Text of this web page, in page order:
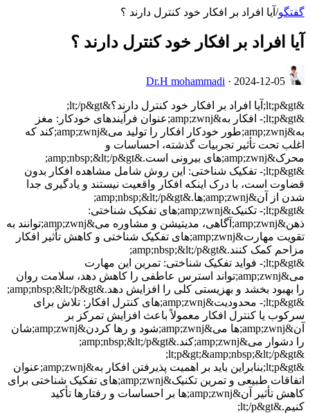
گفتگو/ آیا افراد بر افکار خود کنترل دارند ؟
آیا افراد بر افکار خود کنترل دارند ؟
Dr.H mohammadi · 2024-12-05
&lt;p&gt;آیا افراد بر افکار خود کنترل دارند؟&lt;/p&gt;
&lt;p&gt;- افکار به&amp;zwnj;عنوان فرآیندهای خودکار: مغز
به&amp;zwnj;طور خودکار افکار را تولید می&amp;zwnj;کند که
اغلب تحت تأثیر تجربیات گذشته، احساسات و
محرک&amp;zwnj;های بیرونی است.&amp;nbsp;&lt;/p&gt;
&lt;p&gt;- تفکیک شناختی: این روش شامل مشاهده افکار بدون
قضاوت است، با درک اینکه افکار واقعیت نیستند و یادگیری جدا
شدن از آن&amp;zwnj;ها.&amp;nbsp;&lt;/p&gt;
&lt;p&gt;- تکنیک&amp;zwnj;های تفکیک شناختی:
ذهن&amp;zwnj;آگاهی، مدیتیشن و مشاوره می&amp;zwnj;توانند به
تقویت مهارت&amp;zwnj;های تفکیک شناختی و کاهش تأثیر افکار
مزاحم کمک کنند.&amp;nbsp;&lt;/p&gt;
&lt;p&gt;- فواید تفکیک شناختی: تمرین این مهارت
می&amp;zwnj;تواند استرس عاطفی را کاهش دهد، سلامت روان
را بهبود بخشد و بهزیستی کلی را افزایش دهد.&amp;nbsp;&lt;/p&gt;
&lt;p&gt;- محدودیت&amp;zwnj;های کنترل افکار: تلاش برای
سرکوب یا کنترل افکار معمولاً باعث افزایش تمرکز بر
آن&amp;zwnj;ها می&amp;zwnj;شود و رها کردن&amp;zwnj;شان
را دشوار می&amp;zwnj;کند.&amp;nbsp;&lt;/p&gt;
&lt;p&gt;&amp;nbsp;&lt;/p&gt;
&lt;p&gt;بنابراین باید بر اهمیت پذیرفتن افکار به&amp;zwnj;عنوان
اتفاقات طبیعی و تمرین تکنیک&amp;zwnj;های تفکیک شناختی برای
کاهش تأثیر آن&amp;zwnj;ها بر احساسات و رفتارها تأکید
کنیم.&lt;/p&gt;